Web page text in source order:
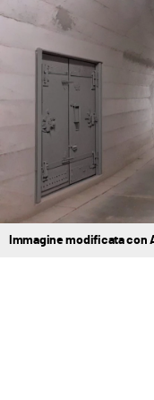
Immagine modificata con